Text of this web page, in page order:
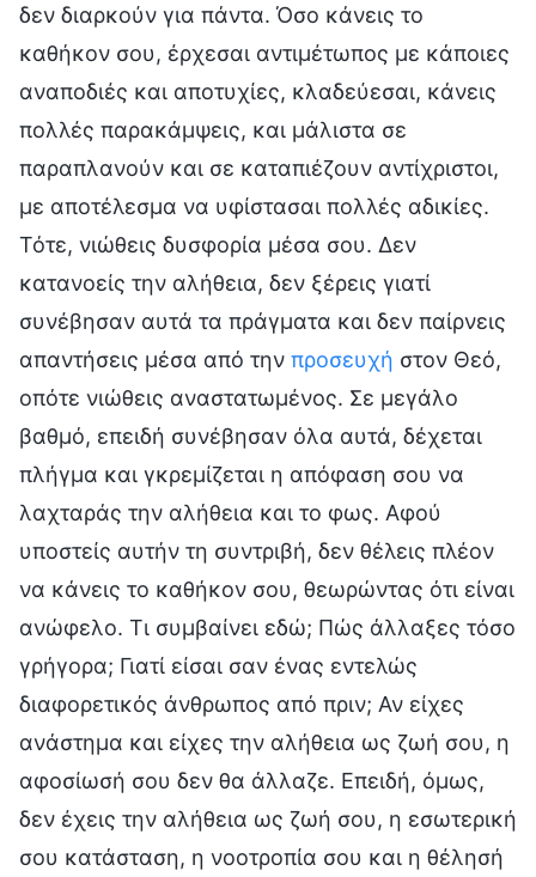
δεν διαρκούν για πάντα. Όσο κάνεις το
καθήκον σου, έρχεσαι αντιμέτωπος με κάποιες
αναποδιές και αποτυχίες, κλαδεύεσαι, κάνεις
πολλές παρακάμψεις, και μάλιστα σε
παραπλανούν και σε καταπιέζουν αντίχριστοι,
με αποτέλεσμα να υφίστασαι πολλές αδικίες.
Τότε, νιώθεις δυσφορία μέσα σου. Δεν
κατανοείς την αλήθεια, δεν ξέρεις γιατί
συνέβησαν αυτά τα πράγματα και δεν παίρνεις
απαντήσεις μέσα από την προσευχή στον Θεό,
οπότε νιώθεις αναστατωμένος. Σε μεγάλο
βαθμό, επειδή συνέβησαν όλα αυτά, δέχεται
πλήγμα και γκρεμίζεται η απόφαση σου να
λαχταράς την αλήθεια και το φως. Αφού
υποστείς αυτήν τη συντριβή, δεν θέλεις πλέον
να κάνεις το καθήκον σου, θεωρώντας ότι είναι
ανώφελο. Τι συμβαίνει εδώ; Πώς άλλαξες τόσο
γρήγορα; Γιατί είσαι σαν ένας εντελώς
διαφορετικός άνθρωπος από πριν; Αν είχες
ανάστημα και είχες την αλήθεια ως ζωή σου, η
αφοσίωσή σου δεν θα άλλαζε. Επειδή, όμως,
δεν έχεις την αλήθεια ως ζωή σου, η εσωτερική
σου κατάσταση, η νοοτροπία σου και η θέλησή